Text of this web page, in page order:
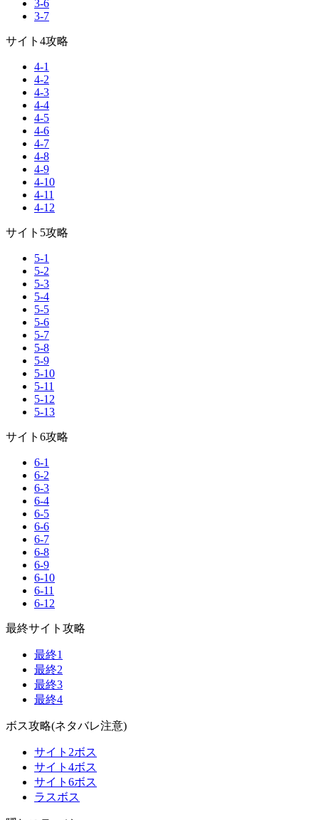
3-6
3-7
サイト4攻略
4-1
4-2
4-3
4-4
4-5
4-6
4-7
4-8
4-9
4-10
4-11
4-12
サイト5攻略
5-1
5-2
5-3
5-4
5-5
5-6
5-7
5-8
5-9
5-10
5-11
5-12
5-13
サイト6攻略
6-1
6-2
6-3
6-4
6-5
6-6
6-7
6-8
6-9
6-10
6-11
6-12
最終サイト攻略
最終1
最終2
最終3
最終4
ボス攻略(ネタバレ注意)
サイト2ボス
サイト4ボス
サイト6ボス
ラスボス